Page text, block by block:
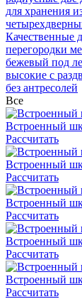
для хранения
Качественные
перегородки
бежевый под
высокие с
без антресолей
Все
Встроенный
Рассчитать
Встроенный
Рассчитать
Встроенный
Рассчитать
Встроенный
Рассчитать
Встроенный
Рассчитать